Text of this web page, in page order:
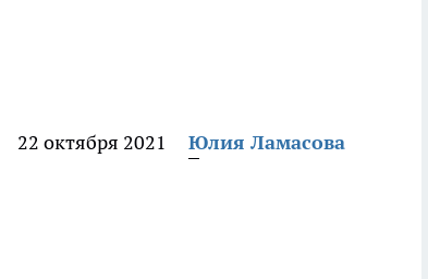
22 октября 2021 Юлия Ламасова